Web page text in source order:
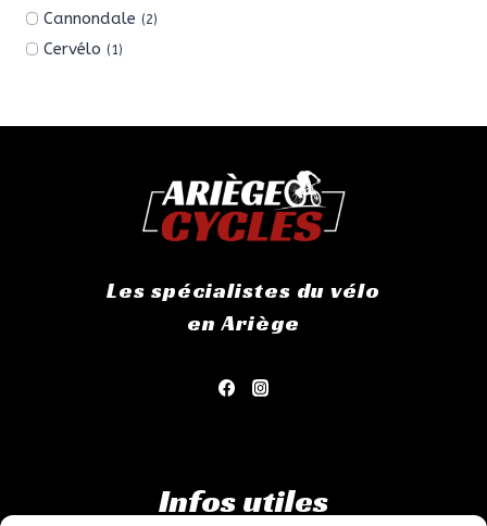
Cannondale (2)
Cervélo (1)
Les spécialistes du vélo
en Ariège
Infos utiles